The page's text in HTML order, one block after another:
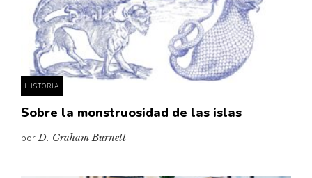
HISTORIA
Sobre la monstruosidad de las islas
porD. Graham Burnett